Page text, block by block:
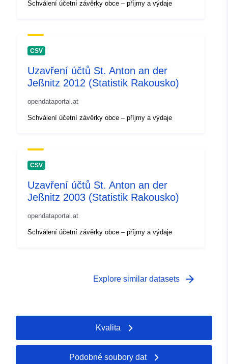
Schválení účetní závěrky obce – příjmy a výdaje
CSV
Uzavření účtů St. Anton an der
Jeßnitz 2012 (Statistik Rakousko)
opendataportal.at
Schválení účetní závěrky obce – příjmy a výdaje
CSV
Uzavření účtů St. Anton an der
Jeßnitz 2003 (Statistik Rakousko)
opendataportal.at
Schválení účetní závěrky obce – příjmy a výdaje
Explore similar datasets arrow_forward
Kvalita
Podobné soubory dat